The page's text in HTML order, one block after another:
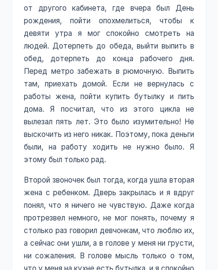
от другого кабинета, где вчера был День
рождения, пойти опохмелиться, чтобы к
девяти утра я мог спокойно смотреть на
людей. Дотерпеть до обеда, выйти выпить в
обед, дотерпеть до конца рабочего дня.
Перед метро забежать в рюмочную. Выпить
там, приехать домой. Если не вернулась с
работы жена, пойти купить бутылку и пить
дома. Я посчитал, что из этого цикла не
вылезал пять лет. Это было изумительно! Не
выскочить из него никак. Поэтому, пока деньги
были, на работу ходить не нужно было. Я
этому был только рад.
Второй звоночек был тогда, когда ушла вторая
жена с ребенком. Дверь закрылась и я вдруг
понял, что я ничего не чувствую. Даже когда
протрезвел немного, не мог понять, почему я
столько раз говорил девчонкам, что люблю их,
а сейчас они ушли, а в голове у меня ни грусти,
ни сожаления. В голове мысль только о том,
что у меня на кухне есть бутылка, и я спокойно